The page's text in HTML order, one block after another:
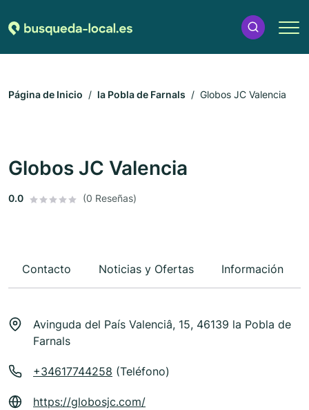
Página de Inicio la Pobla de Farnals Globos JC Valencia
Globos JC Valencia
0.0 (0 Reseñas)
Contacto Noticias y Ofertas Información
Avinguda del País Valenciâ, 15, 46139 la Pobla de
Farnals
+34617744258 (Teléfono)
https://globosjc.com/